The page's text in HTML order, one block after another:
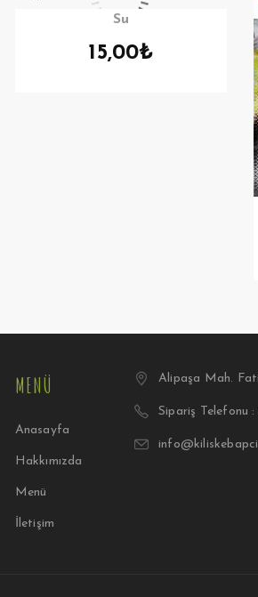
Su
15,00₺
MENÜ
Anasayfa
Hakkımızda
Menü
İletişim
Alipaşa Mah.
Sipariş Telefonu